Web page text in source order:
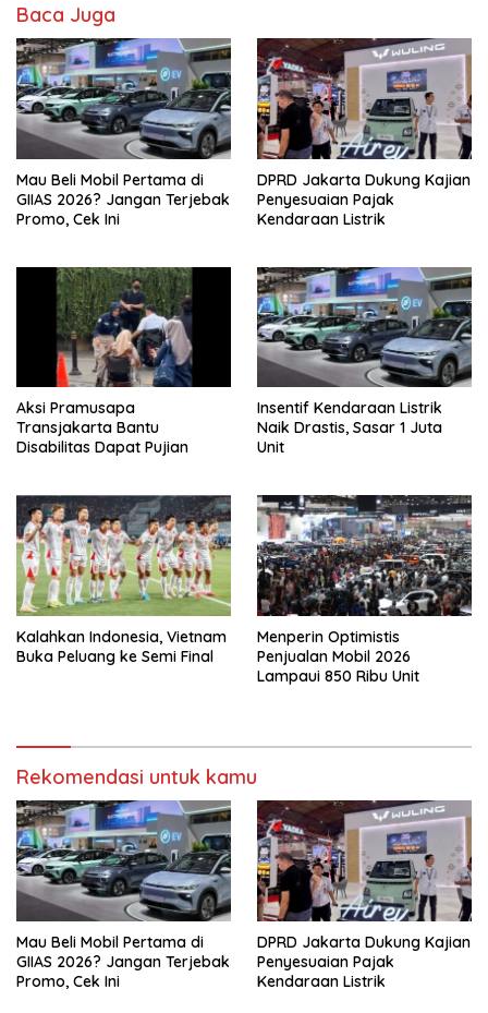
Baca Juga
Mau Beli Mobil Pertama di
GIIAS 2026? Jangan Terjebak
Promo, Cek Ini
DPRD Jakarta Dukung Kajian
Penyesuaian Pajak
Kendaraan Listrik
Aksi Pramusapa
Transjakarta Bantu
Disabilitas Dapat Pujian
Insentif Kendaraan Listrik
Naik Drastis, Sasar 1 Juta
Unit
Kalahkan Indonesia, Vietnam
Buka Peluang ke Semi Final
Menperin Optimistis
Penjualan Mobil 2026
Lampaui 850 Ribu Unit
Rekomendasi untuk kamu
Mau Beli Mobil Pertama di
GIIAS 2026? Jangan Terjebak
Promo, Cek Ini
DPRD Jakarta Dukung Kajian
Penyesuaian Pajak
Kendaraan Listrik